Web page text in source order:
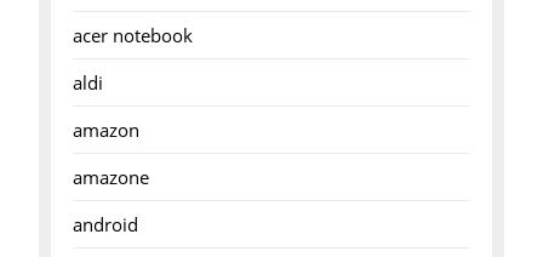
acer notebook
aldi
amazon
amazone
android